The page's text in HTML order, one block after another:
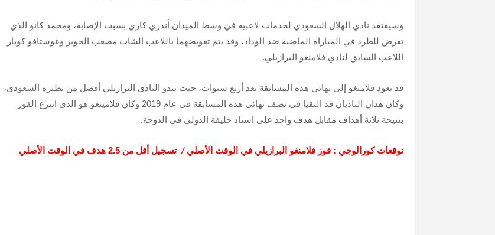
وسيفتقد نادي الهلال السعودي لخدمات لاعبيه في وسط الميدان أندري كاري بسبب الإصابة، ومحمد كانو الذي
تعرض للطرد في المباراة الماضية ضد الوداد، وقد يتم تعويضهما باللاعب الشاب مصعب الجوير وغوستافو كويار
اللاعب السابق لنادي فلامنغو البرازيلي.
قد يعود فلامنغو إلى نهائي هذه المسابقة بعد أربع سنوات، حيث يبدو النادي البرازيلي أفضل من نظيره السعودي،
وكان هذان الناديان قد التقيا في نصف نهائي هذه المسابقة في عام 2019 وكان فلامينغو هو الذي انتزع الفوز
بنتيجة ثلاثة أهداف مقابل هدف واحد على استاد خليفة الدولي في الدوحة.
توقعات كورالوجي : فوز فلامنغو البرازيلي في الوقت الأصلي/ تسجيل أقل من 2.5 هدف في الوقت الأصلي